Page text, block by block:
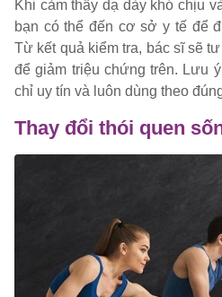
Khi cảm thấy dạ dày khó chịu
bạn có thể đến cơ sở y tế để
Từ kết quả kiểm tra, bác sĩ sẽ
để giảm triệu chứng trên. Lưu
chỉ uy tín và luôn dùng theo
Thay đổi thói quen